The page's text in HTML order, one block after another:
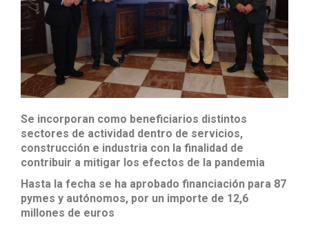
Se incorporan como beneficiarios distintos
sectores de actividad dentro de servicios,
construcción e industria con la finalidad de
contribuir a mitigar los efectos de la pandemia
Hasta la fecha se ha aprobado financiación para 87
pymes y autónomos, por un importe de 12,6
millones de euros